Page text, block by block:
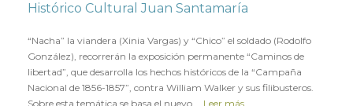
Histórico Cultural Juan Santamaría
“Nacha” la viandera (Xinia Vargas) y “Chico” el soldado (Rodolfo
González), recorrerán la exposición permanente “Caminos de
libertad”, que desarrolla los hechos históricos de la “Campaña
Nacional de 1856-1857”, contra William Walker y sus filibusteros.
Sobre esta temática se basa el nuevo … Leer más